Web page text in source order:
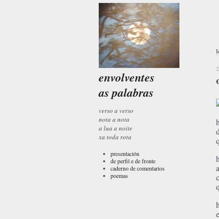
envolventes
as palabras
verso a verso
nota a nota
a lua a noite
xa toda rota
presentación
de perfil e de fronte
caderno de comentarios
poemas